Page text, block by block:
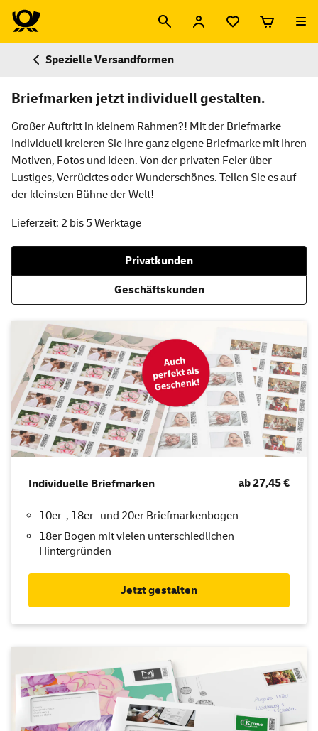
Spezielle Versandformen
Briefmarken jetzt individuell gestalten.
Großer Auftritt in kleinem Rahmen?! Mit der Briefmarke
Individuell kreieren Sie Ihre ganz eigene Briefmarke mit Ihren
Motiven, Fotos und Ideen. Von der privaten Feier über
Lustiges, Verrücktes oder Wunderschönes. Teilen Sie es auf
der kleinsten Bühne der Welt!
Lieferzeit: 2 bis 5 Werktage
Privatkunden
Geschäftskunden
Individuelle Briefmarken ab 27,45 €
10er-, 18er- und 20er Briefmarkenbogen
18er Bogen mit vielen unterschiedlichen
Hintergründen
Jetzt gestalten